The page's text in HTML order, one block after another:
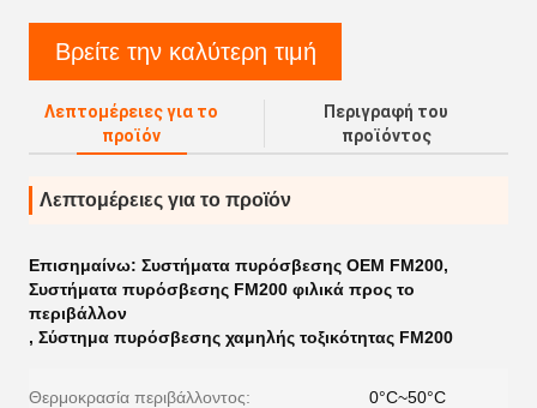
Βρείτε την καλύτερη τιμή
Λεπτομέρειες για το
προϊόν
Περιγραφή του
προϊόντος
Λεπτομέρειες για το προϊόν
Επισημαίνω: Συστήματα πυρόσβεσης OEM FM200,
Συστήματα πυρόσβεσης FM200 φιλικά προς το
περιβάλλον
, Σύστημα πυρόσβεσης χαμηλής τοξικότητας FM200
Θερμοκρασία περιβάλλοντος: 0°C~50°C